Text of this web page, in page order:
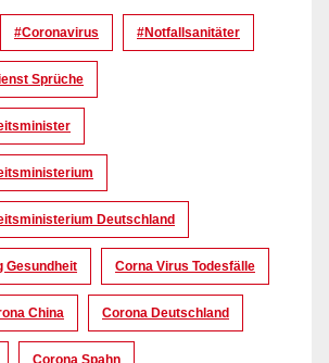
#coronavirus #Notfallsanitäter
Sprüche
Deutschland
Gesundheit Corna Virus Todesfälle
China Corona Deutschland
Corona Spahn